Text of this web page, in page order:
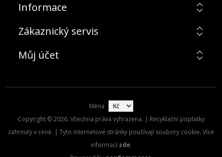
Informace
Zákaznický servis
Můj účet
Měna
Copyright © 2026. Všechna práva vyhrazena. | Recyklační poplatky
zahrnuty v ceně. | Tyto internetové stránky používají soubory cookie. Více
informací zde.